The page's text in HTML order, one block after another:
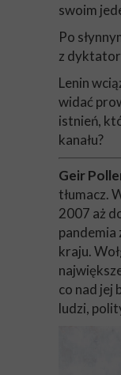
swoim
Po
z
Lenin
widać
istnień,
kanału?
Geir
tłumacz.
2007 aż
pandemia
kraju.
co nad jej
ludzi,